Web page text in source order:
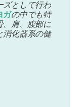
ズとして行わ
ガの中でも特
、肩、腹部に
消化器系の健